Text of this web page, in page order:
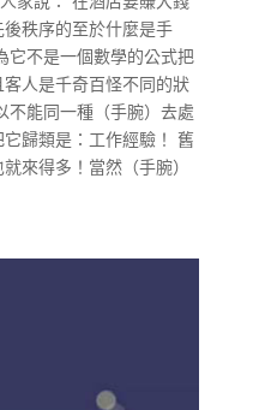
秩序的至於什麼是手
它不是一個數學的公式把
人是千奇百怪不同的狀
不能同一種（手腕）去處
歸類是：工作經驗！ 舊
來得多！當然（手腕）